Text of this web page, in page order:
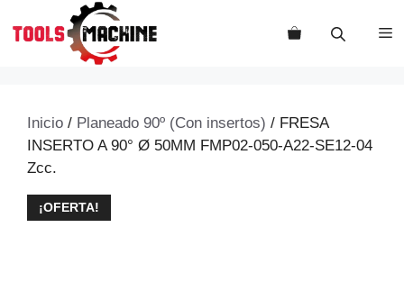
Inicio / Planeado 90º (Con insertos) / FRESA
INSERTO A 90° Ø 50MM FMP02-050-A22-SE12-04
Zcc.
¡OFERTA!